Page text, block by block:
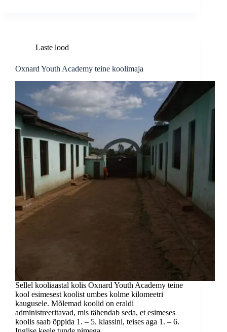
Laste lood
Oxnard Youth Academy teine koolimaja
Sellel kooliaastal kolis Oxnard Youth Academy teine
kool esimesest koolist umbes kolme kilomeetri
kaugusele. Mõlemad koolid on eraldi
administreeritavad, mis tähendab seda, et esimeses
koolis saab õppida 1. – 5. klassini, teises aga 1. – 6.